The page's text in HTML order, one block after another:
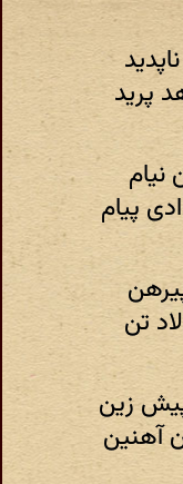
پرید
نیام
پیام
تن
زین
آهنین